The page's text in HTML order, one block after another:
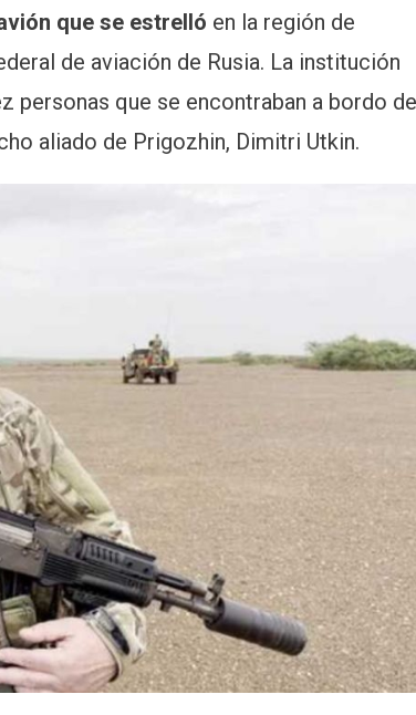
que se estrelló en la región de
de aviación de Rusia. La institución
personas que se encontraban a bordo de
aliado de Prigozhin, Dimitri Utkin.